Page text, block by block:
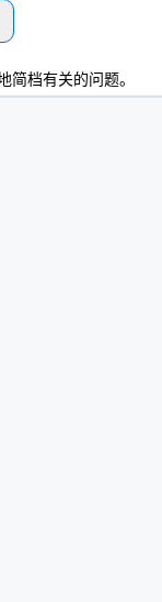
简档有关的问题。